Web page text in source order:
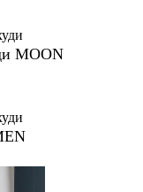
MOON